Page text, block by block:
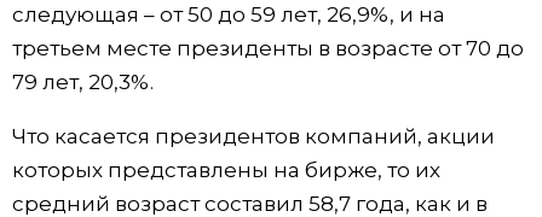
следующая – от 50 до 59 лет, 26,9%, и на
третьем месте президенты в возрасте от 70 до
79 лет, 20,3%.
Что касается президентов компаний, акции
которых представлены на бирже, то их
средний возраст составил 58,7 года, как и в